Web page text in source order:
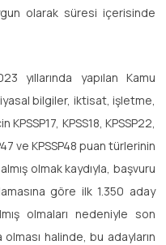
olarak süresi içerisinde
yıllarında yapılan Kamu
bilgiler, iktisat, işletme,
KPSS18, KPSSP22,
ve KPSSP48 puan türlerinin
olmak kaydıyla, başvuru
göre ilk 1.350 aday
olmaları nedeniyle son
olması halinde, bu adayların